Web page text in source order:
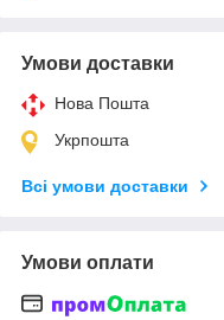
Умови доставки
Нова Пошта
Укрпошта
Всі умови доставки
Умови оплати